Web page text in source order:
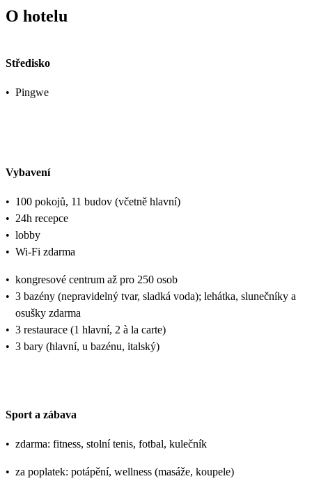
O hotelu
Středisko
• Pingwe
Vybavení
• 100 pokojů, 11 budov (včetně hlavní)
• 24h recepce
• lobby
• Wi-Fi zdarma
• kongresové centrum až pro 250 osob
• 3 bazény (nepravidelný tvar, sladká voda); lehátka, slunečníky a
osušky zdarma
• 3 restaurace (1 hlavní, 2 à la carte)
• 3 bary (hlavní, u bazénu, italský)
Sport a zábava
• zdarma: fitness, stolní tenis, fotbal, kulečník
• za poplatek: potápění, wellness (masáže, koupele)